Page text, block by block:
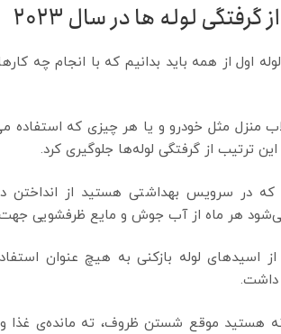
لوله‌ ها در سال 2023
اول از همه باید بدانیم که با انجام چه
منزل مثل خودرو و یا هر چیزی که استفاده
ترتيب از گرفتگی لوله‌ها جلوگیری کرد.
در سرویس بهداشتی هستید از انداختن
هر ماه از آب جوش و مایع ظرفشویی جهت
لوله بازکنی به هیچ عنوان
داشت.
هستید موقع شستن ظروف، ته مانده‌ی غذا